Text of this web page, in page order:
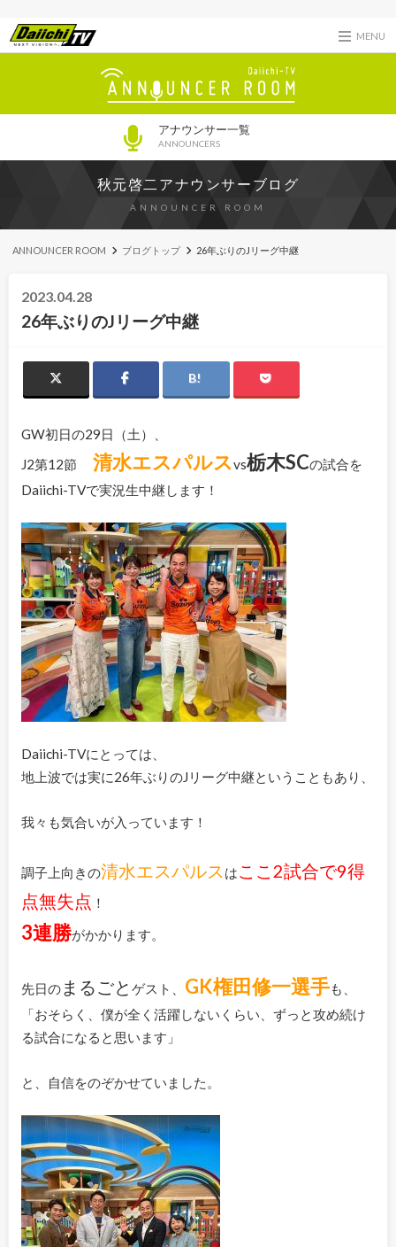
MENU
アナウンサー一覧
ANNOUNCERS
秋元啓二アナウンサーブログ
ANNOUNCER ROOM
ANNOUNCER ROOM ブログトップ 26年ぶりのJリーグ中継
2023.04.28
26年ぶりのJリーグ中継
GW初日の29日（土）、
J2第12節 清水エスパルスvs栃木SCの試合を
Daiichi-TVで実況生中継します！
Daiichi-TVにとっては、
地上波では実に26年ぶりのJリーグ中継ということもあり、
我々も気合いが入っています！
調子上向きの清水エスパルス は ここ2試合で9得
点無失点 ！
3連勝がかかります。
先日のまるごと ゲスト、 GK権田修一選手も、
「おそらく、僕が全く活躍しないくらい、ずっと攻め続け
る試合になると思います」
と、自信をのぞかせていました。